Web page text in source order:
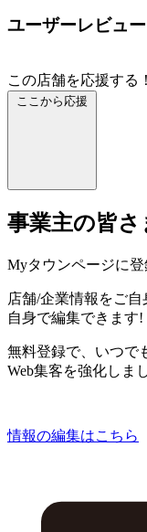
ユーザーレビュー
この店舗を応援する！
ここから応援
事業主の皆さ
Myタウンページに登
店舗/企業情報をご
自身で編集できます!
無料登録で、いつで
Web集客を強化しま
情報の編集はこちら